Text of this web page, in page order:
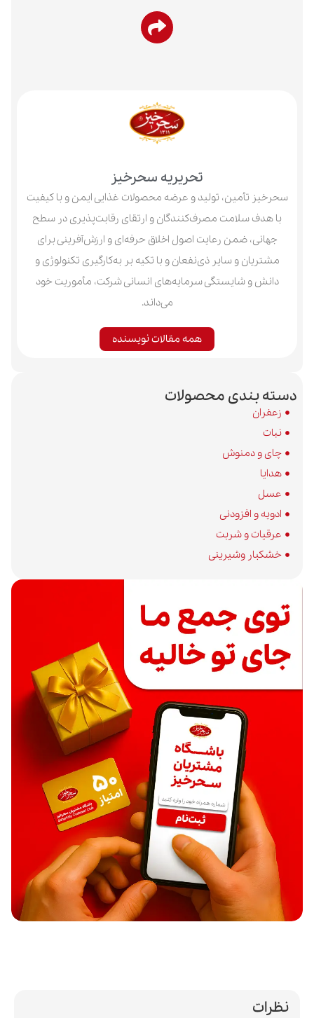
تحریریه سحرخیز
تولید و عرضه محصولات غذایی ایمن و با کیفیت
مصرف‌کنندگان و ارتقای رقابت‌پذیری در سطح
ضمن رعایت اصول اخلاق حرفه‌ای و ارزش‌آفرینی برای
و سایر ذی‌نفعان و با تکیه بر به‌کارگیری تکنولوژی و
شایستگی سرمایه‌های انسانی شرکت، مأموریت خود
همه مقالات نویسنده
محصولات
و شربت
وشیرینی